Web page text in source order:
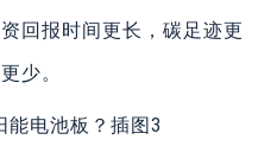
回报时间更长，碳足迹更
少。